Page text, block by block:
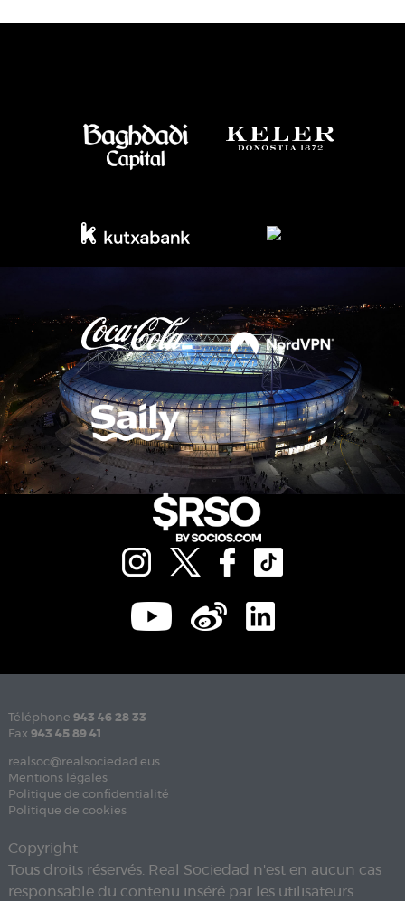
Téléphone 943 46 28 33
Fax 943 45 89 41
realsoc@realsociedad.eus
Mentions légales
Politique de confidentialité
Politique de cookies
Copyright
Tous droits réservés. Real Sociedad n'est en aucun cas
responsable du contenu inséré par les utilisateurs.